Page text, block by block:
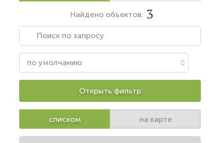
Найденообъектов: 3
Открыть фильтр
списком на карте